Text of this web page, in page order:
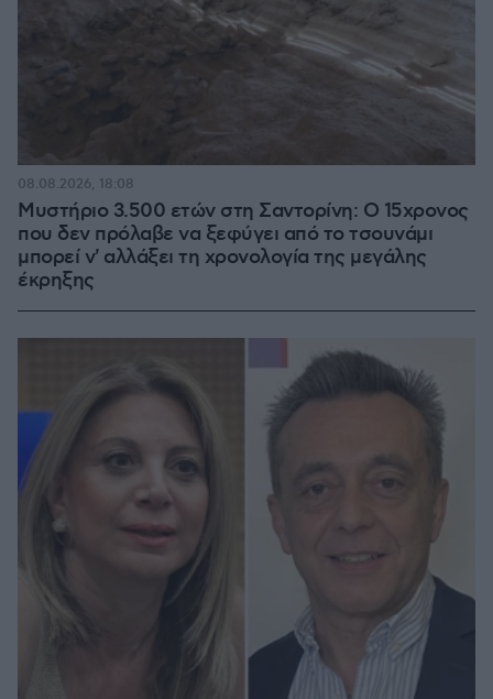
Μυστήριο 3.500 ετών στη Σαντορίνη: Ο 15χρονος
που δεν πρόλαβε να ξεφύγει από το τσουνάμι
μπορεί ν' αλλάξει τη χρονολογία της μεγάλης
έκρηξης
08.08.2026, 18:08